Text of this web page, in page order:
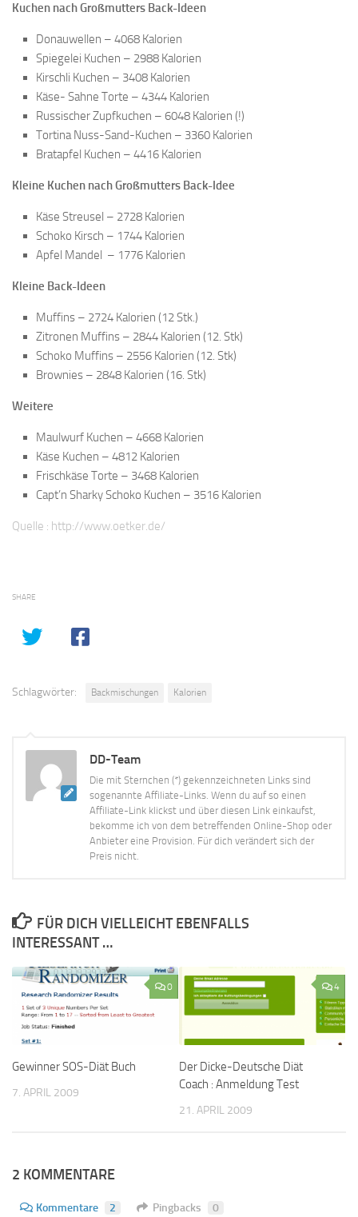
Kuchen nach Großmutters Back-Ideen
Donauwellen – 4068 Kalorien
Spiegelei Kuchen – 2988 Kalorien
Kirschli Kuchen – 3408 Kalorien
Käse- Sahne Torte – 4344 Kalorien
Russischer Zupfkuchen – 6048 Kalorien (!)
Tortina Nuss-Sand-Kuchen – 3360 Kalorien
Bratapfel Kuchen – 4416 Kalorien
Kleine Kuchen nach Großmutters Back-Idee
Käse Streusel – 2728 Kalorien
Schoko Kirsch – 1744 Kalorien
Apfel Mandel – 1776 Kalorien
Kleine Back-Ideen
Muffins – 2724 Kalorien (12 Stk.)
Zitronen Muffins – 2844 Kalorien (12. Stk)
Schoko Muffins – 2556 Kalorien (12. Stk)
Brownies – 2848 Kalorien (16. Stk)
Weitere
Maulwurf Kuchen – 4668 Kalorien
Käse Kuchen – 4812 Kalorien
Frischkäse Torte – 3468 Kalorien
Capt’n Sharky Schoko Kuchen – 3516 Kalorien
Quelle : http://www.oetker.de/
SHARE
Schlagwörter: Backmischungen Kalorien
DD-Team
Die mit Sternchen (*) gekennzeichneten Links sind
sogenannte Affiliate-Links. Wenn du auf so einen
Affiliate-Link klickst und über diesen Link einkaufst,
bekomme ich von dem betreffenden Online-Shop oder
Anbieter eine Provision. Für dich verändert sich der
Preis nicht.
FÜR DICH VIELLEICHT EBENFALLS
INTERESSANT …
0
Gewinner SOS-Diät Buch
7. APRIL 2009
4
Der Dicke-Deutsche Diät
Coach : Anmeldung Test
21. APRIL 2009
2 KOMMENTARE
Kommentare 2 Pingbacks 0